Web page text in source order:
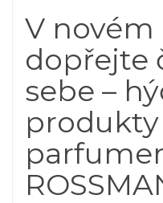
V novém
dopřejte
sebe –